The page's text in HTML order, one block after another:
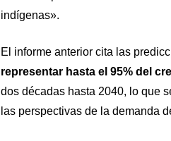
indígenas».
El informe anterior cita las
representar hasta el 95% del
dos décadas hasta 2040, lo que
las perspectivas de la demanda